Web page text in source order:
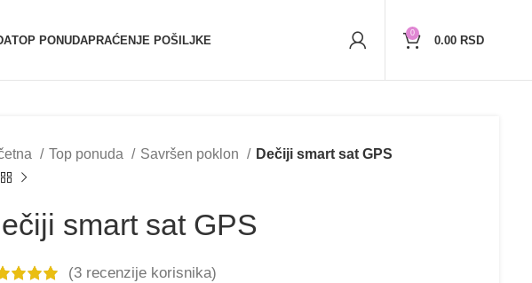
TOP PONUDAPRAĆENJE POŠILJKE
0
0.00RSD
Top ponuda Savršen poklon Dečiji smart sat GPS
smart sat GPS
(3 recenzije korisnika)